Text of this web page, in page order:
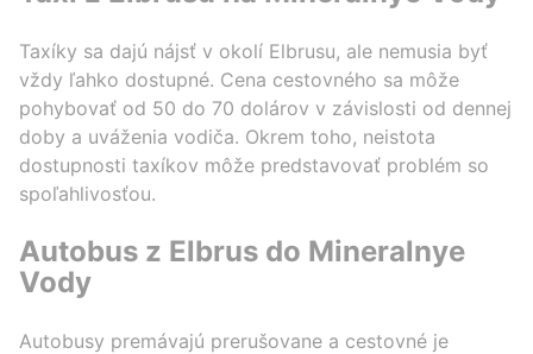
Taxíky sa dajú nájsť v okolí Elbrusu, ale nemusia byť
vždy ľahko dostupné. Cena cestovného sa môže
pohybovať od 50 do 70 dolárov v závislosti od dennej
doby a uváženia vodiča. Okrem toho, neistota
dostupnosti taxíkov môže predstavovať problém so
spoľahlivosťou.
Autobus z Elbrus do Mineralnye
Vody
Autobusy premávajú prerušovane a cestovné je